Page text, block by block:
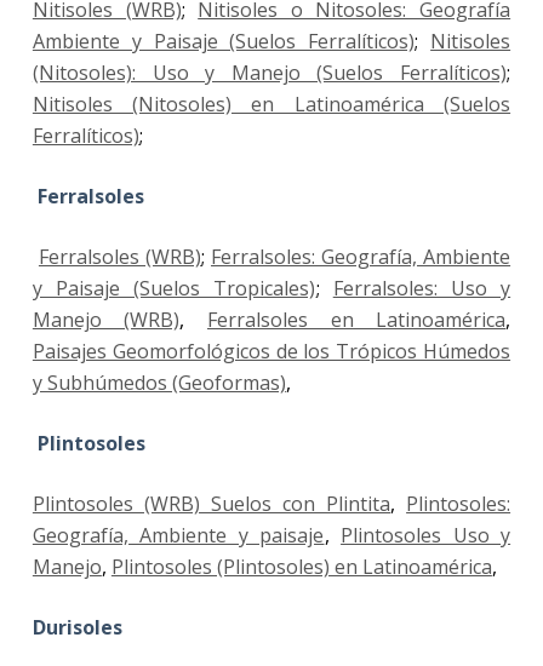
Nitisoles (WRB); Nitisoles o Nitosoles: Geografía
Ambiente y Paisaje (Suelos Ferralíticos); Nitisoles
(Nitosoles): Uso y Manejo (Suelos Ferralíticos);
Nitisoles (Nitosoles) en Latinoamérica (Suelos
Ferralíticos);
Ferralsoles
Ferralsoles (WRB); Ferralsoles: Geografía, Ambiente
y Paisaje (Suelos Tropicales); Ferralsoles: Uso y
Manejo (WRB), Ferralsoles en Latinoamérica,
Paisajes Geomorfológicos de los Trópicos Húmedos
y Subhúmedos (Geoformas),
Plintosoles
Plintosoles (WRB) Suelos con Plintita, Plintosoles:
Geografía, Ambiente y paisaje, Plintosoles Uso y
Manejo, Plintosoles (Plintosoles) en Latinoamérica,
Durisoles